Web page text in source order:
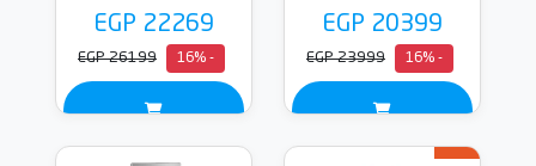
EGP 20399
- 16%
EGP 23999
EGP 22269
- 16%
EGP 26199